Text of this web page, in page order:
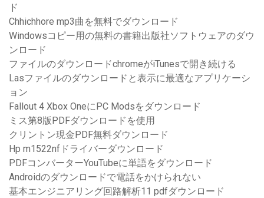
ド
Chhichhore mp3曲を無料でダウンロード
Windowsコピー用の無料の書籍出版社ソフトウェアのダウ
ンロード
ファイルのダウンロードchromeがiTunesで開き続ける
Lasファイルのダウンロードと表示に最適なアプリケーシ
ョン
Fallout 4 Xbox OneにPC Modsをダウンロード
ミス第8版PDFダウンロードを使用
クリントン現金PDF無料ダウンロード
Hp m1522nfドライバーダウンロード
PDFコンバーターYouTubeに単語をダウンロード
Androidのダウンロードで電話をかけられない
基本エンジニアリング回路解析11 pdfダウンロード